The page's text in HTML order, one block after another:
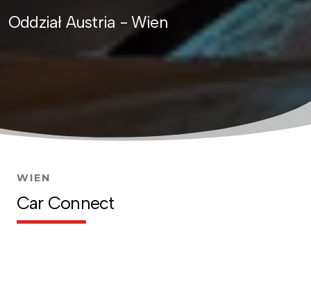
Oddział Austria - Wien
WIEN
Car Connect